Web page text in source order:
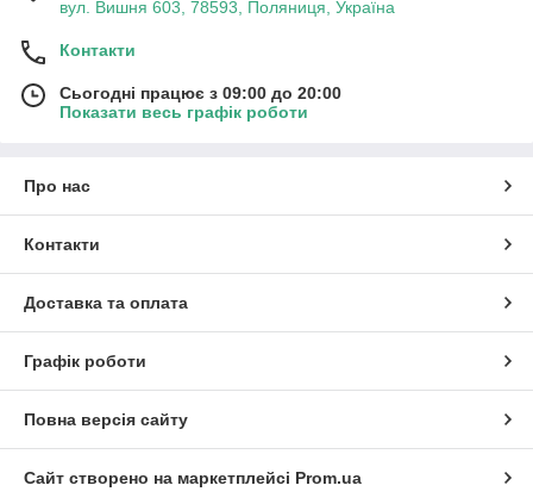
вул. Вишня 603, 78593, Поляниця, Україна
Контакти
Сьогодні працює з 09:00 до 20:00
Показати весь графік роботи
Про нас
Контакти
Доставка та оплата
Графік роботи
Повна версія сайту
Сайт створено на маркетплейсі Prom.ua